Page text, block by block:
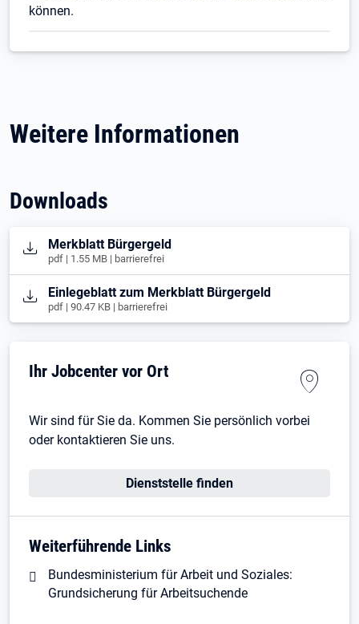
können.
Weitere Informationen
Downloads
Öffnet in neuem Tab
Merkblatt Bürgergeld
pdf | 1.55 MB | barrierefrei
Öffnet in neuem Tab
Einlegeblatt zum Merkblatt Bürgergeld
pdf | 90.47 KB | barrierefrei
Ihr Jobcenter vor Ort
Wir sind für Sie da. Kommen Sie persönlich vorbei
oder kontaktieren Sie uns.
Dienststelle finden
Weiterführende Links
Bundesministerium für Arbeit und Soziales:
Grundsicherung für Arbeitsuchende